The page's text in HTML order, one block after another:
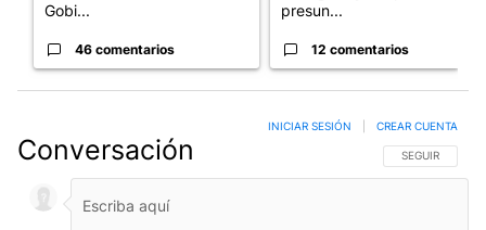
Gobi...
46 comentarios
presun...
12 comentarios
Conversación SIGA ESTA
SEGUIR
INICIAR SESIÓN CREAR CUENTA